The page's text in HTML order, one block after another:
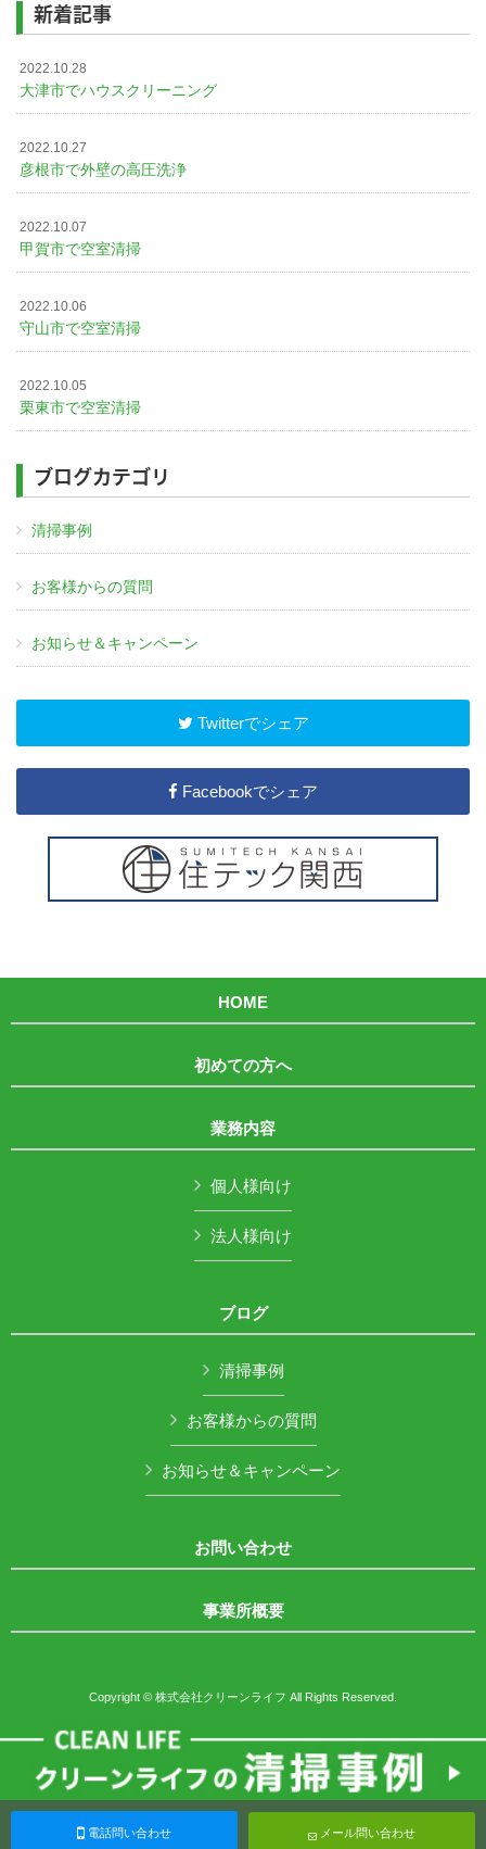
新着記事
2022.10.28
大津市でハウスクリーニング
2022.10.27
彦根市で外壁の高圧洗浄
2022.10.07
甲賀市で空室清掃
2022.10.06
守山市で空室清掃
2022.10.05
栗東市で空室清掃
ブログカテゴリ
清掃事例
お客様からの質問
お知らせ＆キャンペーン
Twitterでシェア
Facebookでシェア
HOME
初めての方へ
業務内容
個人様向け
法人様向け
ブログ
清掃事例
お客様からの質問
お知らせ＆キャンペーン
お問い合わせ
事業所概要
Copyright © 株式会社クリーンライフ All Rights Reserved.
電話問い合わせ メール問い合わせ